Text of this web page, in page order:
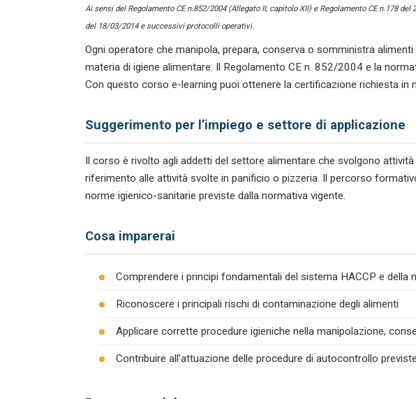
Ai sensi del Regolamento CE n.852/2004 (Allegato II, capitolo XII) e Regolamento CE n.178
del 18/03/2014 e successivi protocolli operativi.
Ogni operatore che manipola, prepara, conserva o somministra
materia di igiene alimentare. Il Regolamento CE n. 852/2004 e la
Con questo corso e-learning puoi ottenere la certificazione richiesta in
Suggerimento per l’impiego e settore di applicazione
Il corso è rivolto agli addetti del settore alimentare che svolgono
riferimento alle attività svolte in panificio o pizzeria. Il percorso
norme igienico-sanitarie previste dalla normativa vigente.
Cosa imparerai
Comprendere i principi fondamentali del sistema HACCP e della
Riconoscere i principali rischi di contaminazione degli alimenti
Applicare corrette procedure igieniche nella manipolazione,
Contribuire all’attuazione delle procedure di autocontrollo